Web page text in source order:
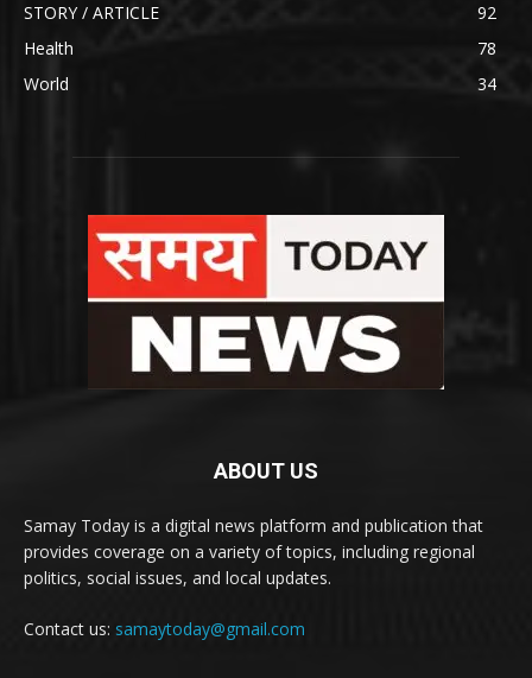
STORY / ARTICLE
92
Health
78
World
34
ABOUT US
Samay Today is a digital news platform and publication that
provides coverage on a variety of topics, including regional
politics, social issues, and local updates.
Contact us: samaytoday@gmail.com